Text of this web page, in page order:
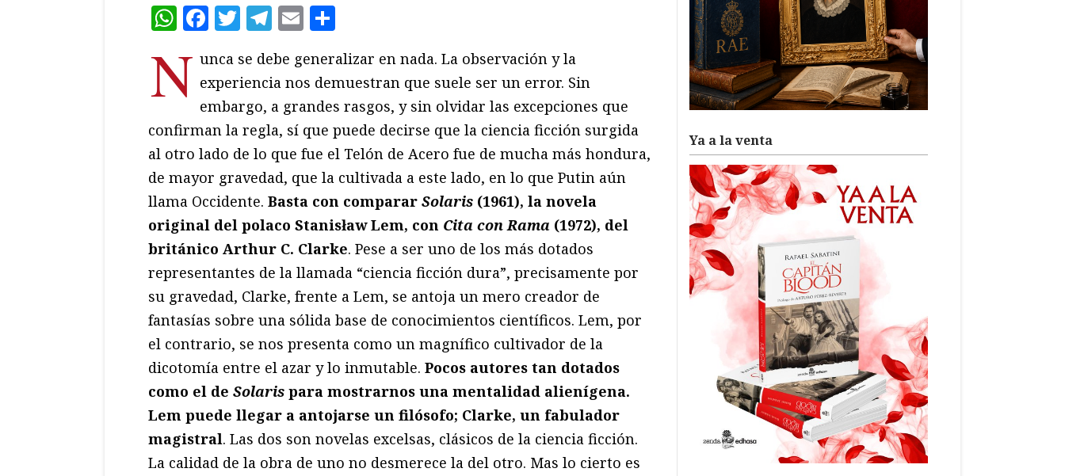
WhatsApp
Facebook
Twitter
Telegram
Email
N unca se debe generalizar en nada. La observación y la
experiencia nos demuestran que suele ser un error. Sin
embargo, a grandes rasgos, y sin olvidar las excepciones que
confirman la regla, sí que puede decirse que la ciencia ficción surgida
al otro lado de lo que fue el Telón de Acero fue de mucha más hondura,
de mayor gravedad, que la cultivada a este lado, en lo que Putin aún
llama Occidente. Basta con comparar Solaris (1961), la novela
original del polaco Stanisław Lem, con Cita con Rama (1972), del
británico Arthur C. Clarke. Pese a ser uno de los más dotados
representantes de la llamada “ciencia ficción dura”, precisamente por
su gravedad, Clarke, frente a Lem, se antoja un mero creador de
fantasías sobre una sólida base de conocimientos científicos. Lem, por
el contrario, se nos presenta como un magnífico cultivador de la
dicotomía entre el azar y lo inmutable. Pocos autores tan dotados
como el de Solaris para mostrarnos una mentalidad alienígena.
Lem puede llegar a antojarse un filósofo; Clarke, un fabulador
magistral. Las dos son novelas excelsas, clásicos de la ciencia ficción.
La calidad de la obra de uno no desmerece la del otro. Mas lo cierto es
Ya a la venta